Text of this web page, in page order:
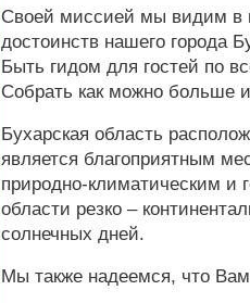
Своей миссией мы видим в
достоинств нашего города
Быть гидом для гостей по
Собрать как можно больше
Бухарская область
является благоприятным
природно-климатическим и
области резко –
солнечных дней.
Мы также надеемся, что